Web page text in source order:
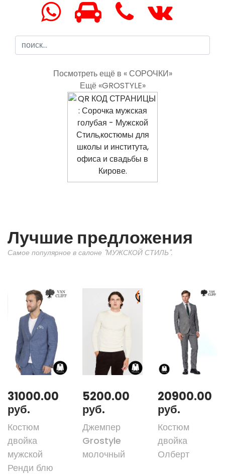
Посмотреть ещё в « СОРОЧКИ»
Ещё «GROSTYLE»
Лучшие предложения
Самое популярное в салоне "МУЖСКОЙ СТИЛЬ".
31000.00
руб.
Костюм
двойка
мужской
Ренди блю
5200.00
руб.
Джемпер
Grostyle
молочный
20900.00
руб.
Костюм
двойка
Олберт